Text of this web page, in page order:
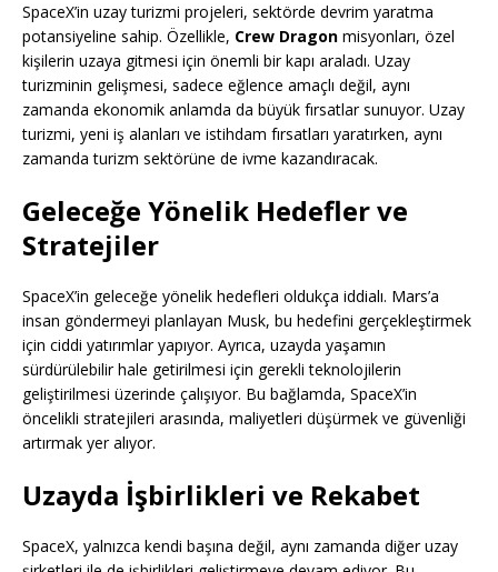
SpaceX’in uzay turizmi projeleri, sektörde devrim yaratma
potansiyeline sahip. Özellikle, Crew Dragon misyonları, özel
kişilerin uzaya gitmesi için önemli bir kapı araladı. Uzay
turizminin gelişmesi, sadece eğlence amaçlı değil, aynı
zamanda ekonomik anlamda da büyük fırsatlar sunuyor. Uzay
turizmi, yeni iş alanları ve istihdam fırsatları yaratırken, aynı
zamanda turizm sektörüne de ivme kazandıracak.
Geleceğe Yönelik Hedefler ve
Stratejiler
SpaceX’in geleceğe yönelik hedefleri oldukça iddialı. Mars’a
insan göndermeyi planlayan Musk, bu hedefini gerçekleştirmek
için ciddi yatırımlar yapıyor. Ayrıca, uzayda yaşamın
sürdürülebilir hale getirilmesi için gerekli teknolojilerin
geliştirilmesi üzerinde çalışıyor. Bu bağlamda, SpaceX’in
öncelikli stratejileri arasında, maliyetleri düşürmek ve güvenliği
artırmak yer alıyor.
Uzayda İşbirlikleri ve Rekabet
SpaceX, yalnızca kendi başına değil, aynı zamanda diğer uzay